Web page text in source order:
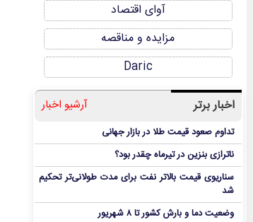
آوای اقتصاد
مزایده و مناقصه
Daric
اخبار برتر آرشیو اخبار
تداوم صعود قیمت طلا در بازار جهانی
ناترازی بنزین در تیرماه چقدر بود؟
سناریوی قیمت بالاتر نفت برای مدت طولانی‌تر تحکیم
شد
وضعیت دما و بارش کشور تا ۸ شهریور